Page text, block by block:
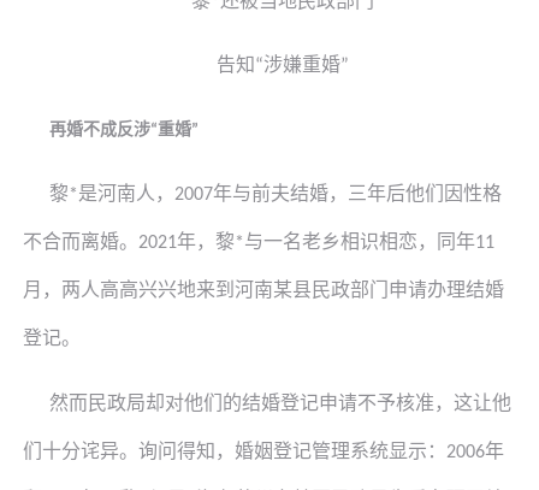
告知“涉嫌重婚”
再婚不成反涉“重婚”
黎*是河南人， 2007年与前夫结婚，三年后他们因性格
不合而离婚。2021年， 黎*与一名老乡相识相恋，同年11
月，两人高高兴兴地来到河南某县民政部门申请办理结婚
登记。
然而民政局却对他们的结婚登记申请不予核准，这让他
们十分诧异。询问得知，婚姻登记管理系统显示： 2006年